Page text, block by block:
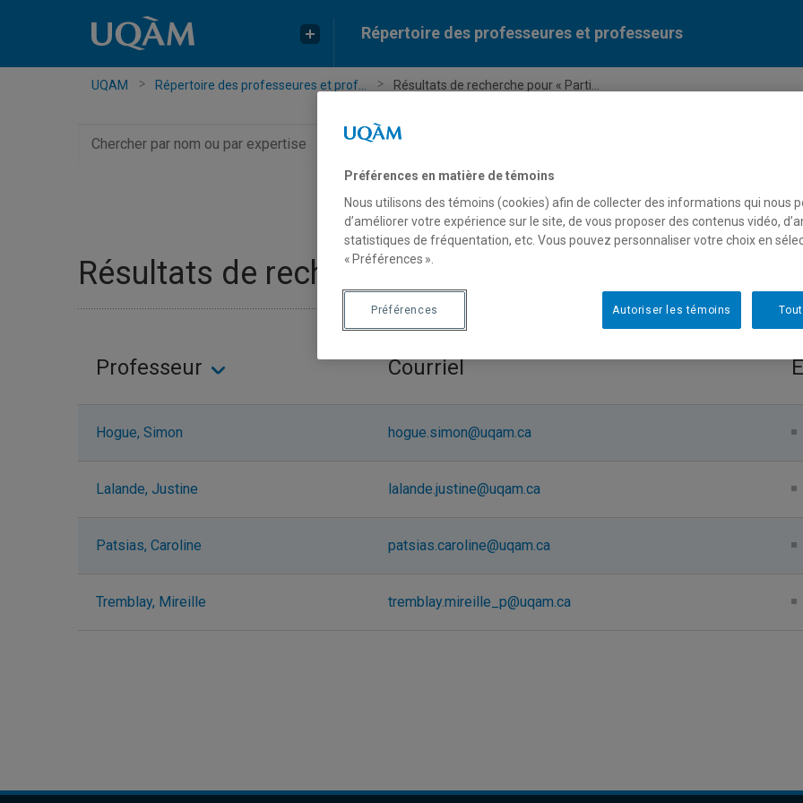
Répertoire des professeures et professeurs
UQAM Répertoire des professeures et prof... Résultats de recherche pour « Parti...
par
Résultats de recherche pour « Participation
Professeur Courriel
Hogue, Simon hogue.simon@uqam.ca
Lalande, Justine lalande.justine@uqam.ca
Patsias, Caroline patsias.caroline@uqam.ca
Tremblay, Mireille tremblay.mireille_p@uqam.ca
Préférences en matière de témoins
Nous utilisons des témoins (cookies) afin de collecter des informations qui nous
d’améliorer votre expérience sur le site, de vous proposer des contenus vidéo,
statistiques de fréquentation, etc. Vous pouvez personnaliser votre choix en
« Préférences ».
Autoriser les témoins
Préférences